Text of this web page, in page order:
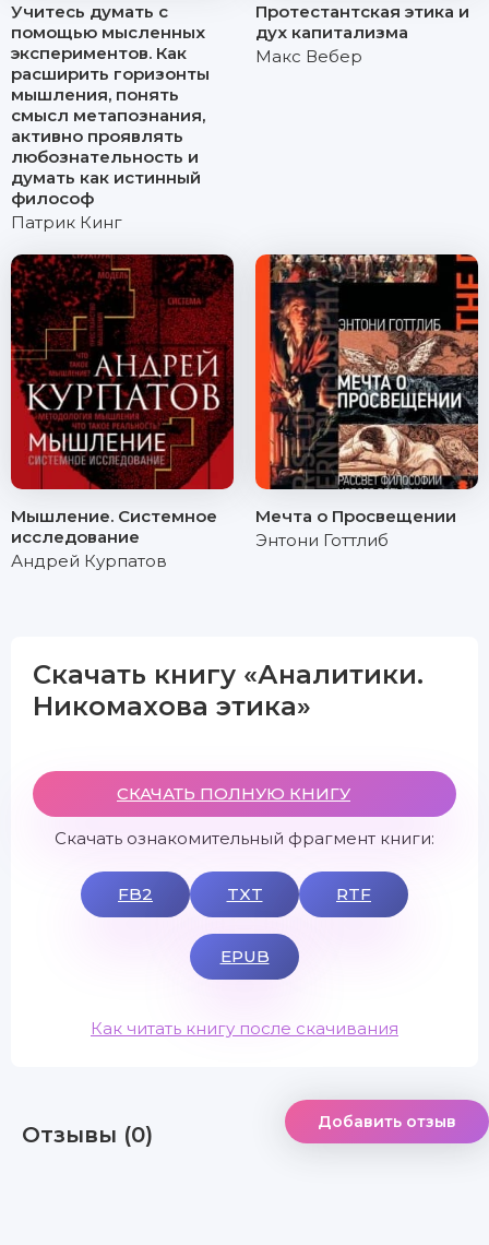
Учитесь думать с
помощью мысленных
экспериментов. Как
расширить горизонты
мышления, понять
смысл метапознания,
активно проявлять
любознательность и
думать как истинный
философ
Патрик Кинг
Протестантская этика и
дух капитализма
Макс Вебер
Мышление. Системное
исследование
Андрей Курпатов
Мечта о Просвещении
Энтони Готтлиб
Скачать книгу «Аналитики.
Никомахова этика»
СКАЧАТЬ ПОЛНУЮ КНИГУ
Скачать ознакомительный фрагмент книги:
FB2 TXT RTF
EPUB
Как читать книгу после скачивания
Отзывы (0) Добавить отзыв